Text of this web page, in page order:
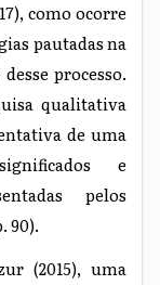
como ocorre
pautadas na
processo.
qualitativa
de uma
e
pelos
90).
(2015), uma